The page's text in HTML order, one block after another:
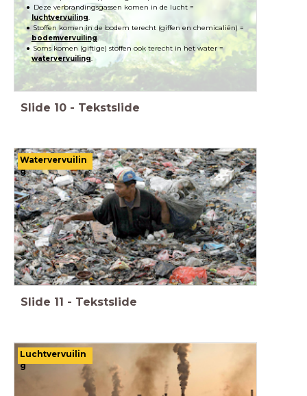
Deze verbrandingsgassen komen in de lucht =
luchtvervuiling
Stoffen komen in de bodem terecht (giffen en chemicaliën) =
bodemvervuiling.
Soms komen (giftige) stoffen ook terecht in het water =
watervervuiling
Slide 10 - Tekstslide
Watervervuilin
g
Slide 11 - Tekstslide
Luchtvervuilin
g